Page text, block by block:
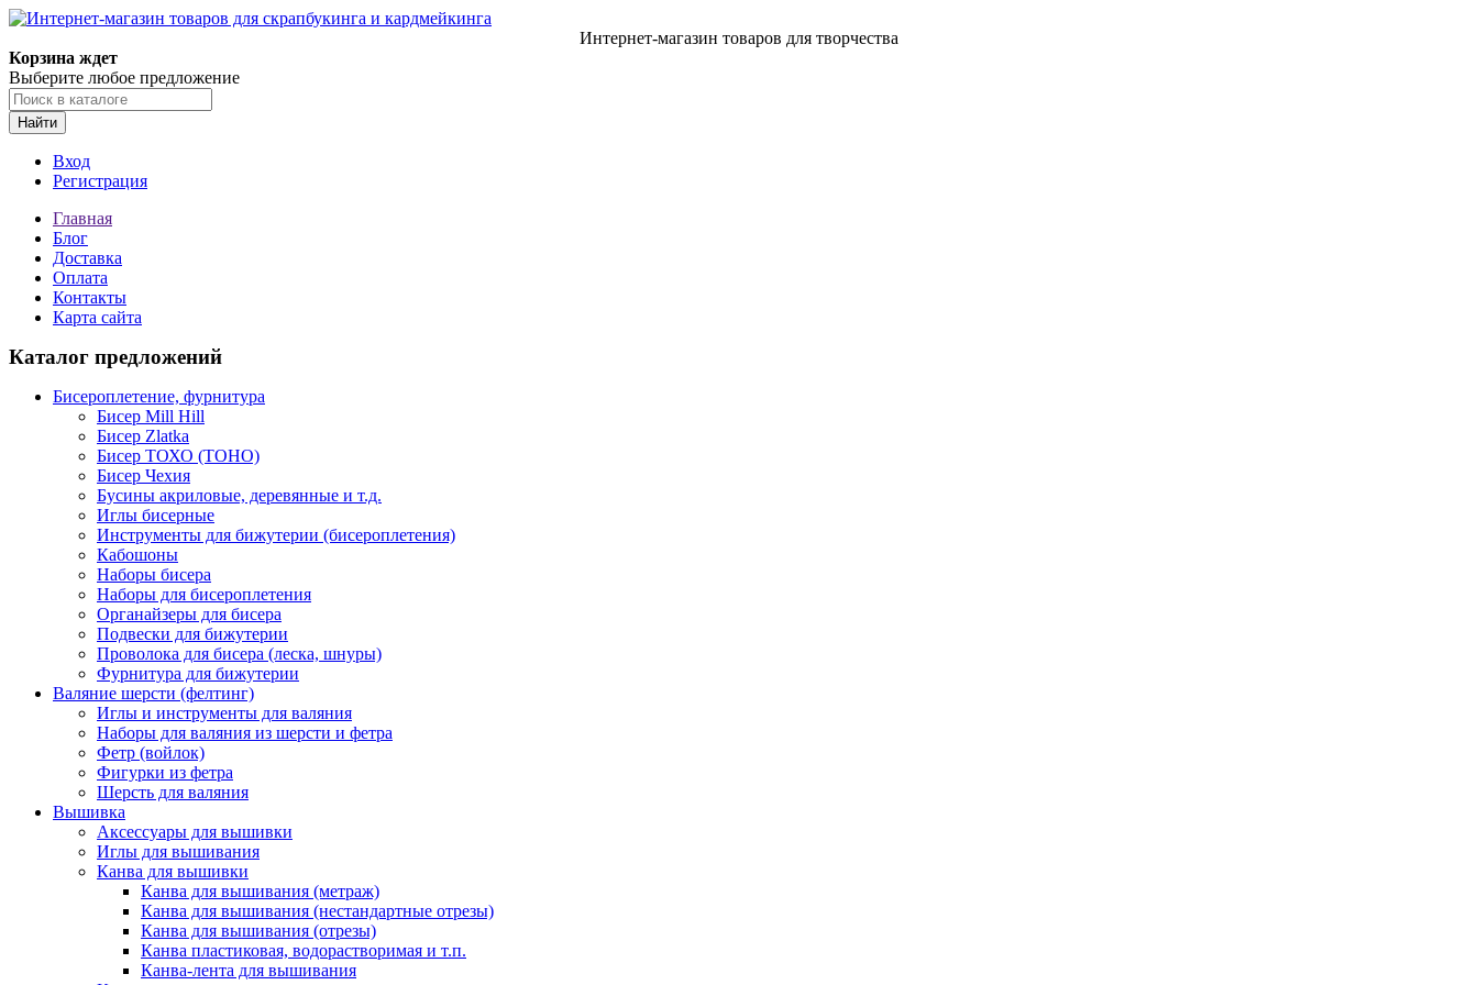
Интернет-магазин товаров для творчества
Корзина ждет
Выберите любое предложение
Найти
Вход
Регистрация
Главная
Блог
Доставка
Оплата
Контакты
Карта сайта
Каталог предложений
Бисероплетение, фурнитура
Бисер Mill Hill
Бисер Zlatka
Бисер ТОХО (TOHO)
Бисер Чехия
Бусины акриловые, деревянные и т.д.
Иглы бисерные
Инструменты для бижутерии (бисероплетения)
Кабошоны
Наборы бисера
Наборы для бисероплетения
Органайзеры для бисера
Подвески для бижутерии
Проволока для бисера (леска, шнуры)
Фурнитура для бижутерии
Валяние шерсти (фелтинг)
Иглы и инструменты для валяния
Наборы для валяния из шерсти и фетра
Фетр (войлок)
Фигурки из фетра
Шерсть для валяния
Вышивка
Аксессуары для вышивки
Иглы для вышивания
Канва для вышивки
Канва для вышивания (метраж)
Канва для вышивания (нестандартные отрезы)
Канва для вышивания (отрезы)
Канва пластиковая, водорастворимая и т.п.
Канва-лента для вышивания